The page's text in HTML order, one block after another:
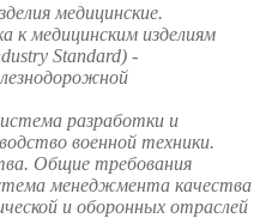
медицинские.
к медицинским изделиям
Standard) -
разработки и
военной техники.
Общие требования
менеджмента качества
и оборонных отраслей